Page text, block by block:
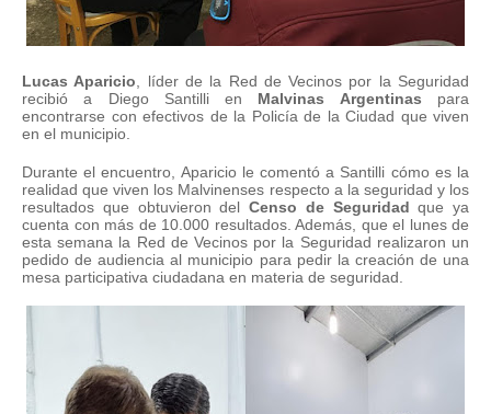
Lucas Aparicio , líder de la Red de Vecinos por la Seguridad
recibió a Diego Santilli en Malvinas Argentinas para
encontrarse con efectivos de la Policía de la Ciudad que viven
en el municipio.
Durante el encuentro, Aparicio le comentó a Santilli cómo es la
realidad que viven los Malvinenses respecto a la seguridad y los
resultados que obtuvieron del Censo de Seguridad que ya
cuenta con más de 10.000 resultados. Además, que el lunes de
esta semana la Red de Vecinos por la Seguridad realizaron un
pedido de audiencia al municipio para pedir la creación de una
mesa participativa ciudadana en materia de seguridad.